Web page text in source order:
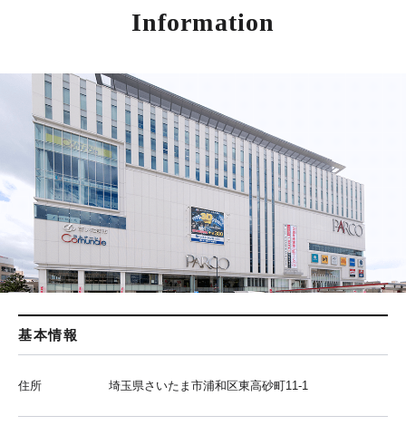
Information
基本情報
住所 埼玉県さいたま市浦和区東高砂町11-1